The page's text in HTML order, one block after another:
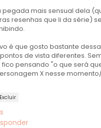
pegada mais sensual dela
resenhas que li da série)
é que gosto bastante
de vista diferentes.
fico pensando "o que será
X nesse
Excluir